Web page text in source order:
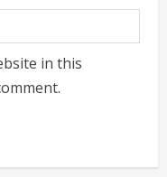
in this